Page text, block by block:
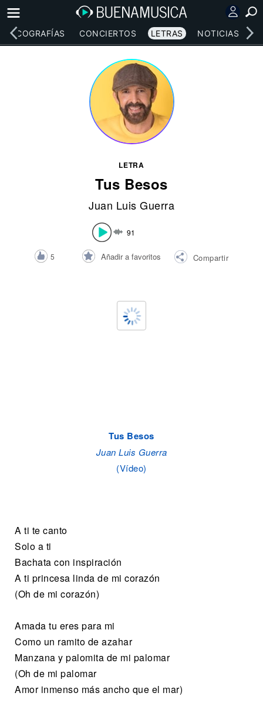
DISCOGRAFÍAS CONCIERTOS LETRAS NOTICIAS
LETRA
Tus Besos
Juan Luis Guerra
91
5 Añadir a favoritos Compartir
Tus Besos
Juan Luis Guerra
(Vídeo)
A ti te canto
Solo a ti
Bachata con inspiración
A ti princesa linda de mi corazón
(Oh de mi corazón)
Amada tu eres para mi
Como un ramito de azahar
Manzana y palomita de mi palomar
(Oh de mi palomar
Amor inmenso más ancho que el mar)